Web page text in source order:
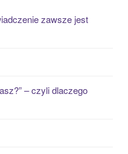
zawsze jest
– czyli dlaczego